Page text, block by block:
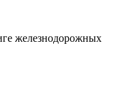
железнодорожных